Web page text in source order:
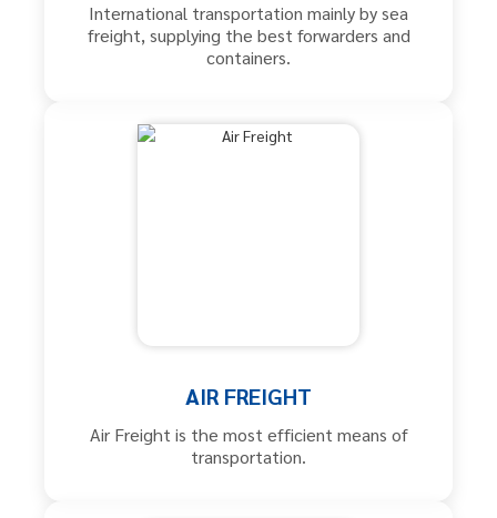
International transportation mainly by sea
freight, supplying the best forwarders and
containers.
AIR FREIGHT
Air Freight is the most efficient means of
transportation.